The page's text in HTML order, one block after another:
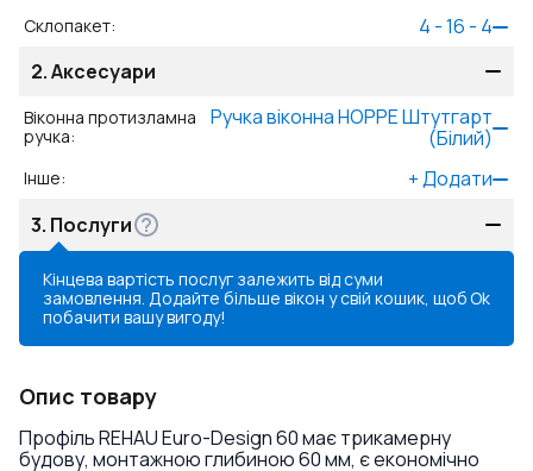
Склопакет:
4 - 16 - 4
2.Аксесуари
Віконна протизламна
ручка:
Ручка віконна HOPPE Штутгарт
(Білий)
Інше: +Додати
3. Послуги
Кінцева вартість послуг залежить від суми
замовлення. Додайте більше вікон у свій кошик, щоб
побачити вашу вигоду!
Ok
Опис товару
Профіль REHAU Euro-Design 60 має трикамерну
будову, монтажною глибиною 60 мм, є економічно